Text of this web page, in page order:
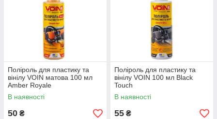
Поліроль для пластику та
вінілу VOIN матова 100 мл
Amber Royale
В наявності
50 ₴
Поліроль для пластику та
вінілу VOIN 100 мл Black
Touch
В наявності
55 ₴